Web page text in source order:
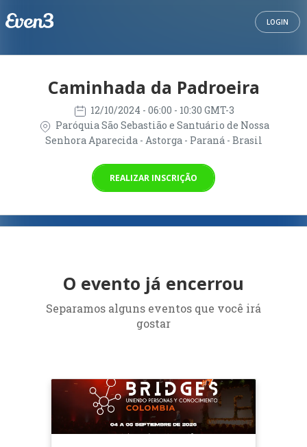
LOGIN
Caminhada da Padroeira
12/10/2024 - 06:00 - 10:30 GMT-3
Paróquia São Sebastião e Santuário de Nossa
Senhora Aparecida - Astorga - Paraná - Brasil
REALIZAR INSCRIÇÃO
O evento já encerrou
Separamos alguns eventos que você irá
gostar